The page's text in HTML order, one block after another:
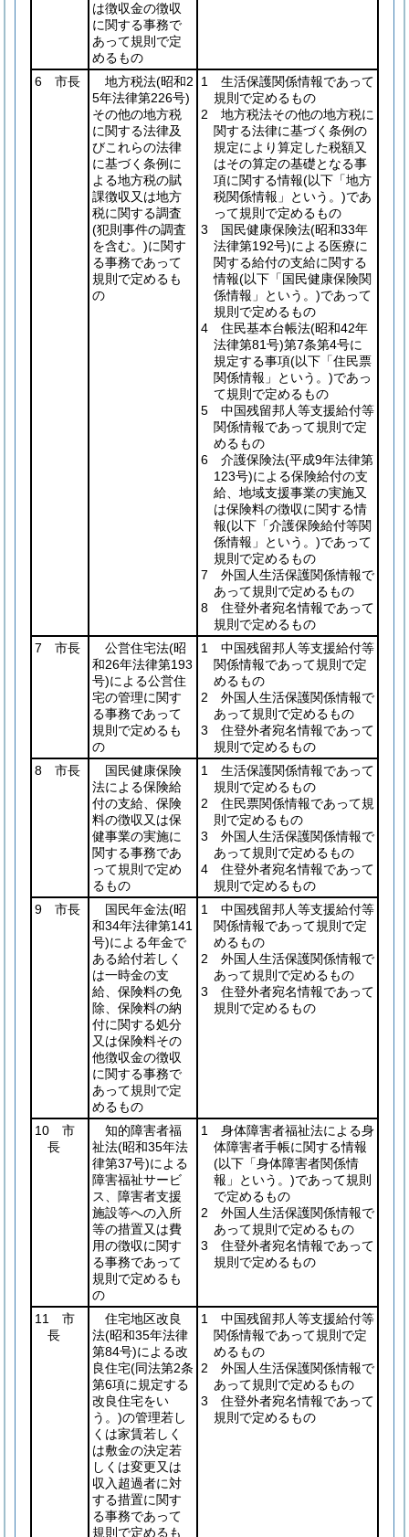
は徴収金の徴収
に関する事務で
あって規則で定
めるもの
6 市長 地方税法(昭和2
5年法律第226号)
その他の地方税
に関する法律及
びこれらの法律
に基づく条例に
よる地方税の賦
課徴収又は地方
税に関する調査
(犯則事件の調査
を含む。)に関す
る事務であって
規則で定めるも
の
1 生活保護関係情報であって
規則で定めるもの
2 地方税法その他の地方税に
関する法律に基づく条例の
規定により算定した税額又
はその算定の基礎となる事
項に関する情報(以下「地方
税関係情報」という。)であ
って規則で定めるもの
3 国民健康保険法(昭和33年
法律第192号)による医療に
関する給付の支給に関する
情報(以下「国民健康保険関
係情報」という。)であって
規則で定めるもの
4 住民基本台帳法(昭和42年
法律第81号)第7条第4号に
規定する事項(以下「住民票
関係情報」という。)であっ
て規則で定めるもの
5 中国残留邦人等支援給付等
関係情報であって規則で定
めるもの
6 介護保険法(平成9年法律第
123号)による保険給付の支
給、地域支援事業の実施又
は保険料の徴収に関する情
報(以下「介護保険給付等関
係情報」という。)であって
規則で定めるもの
7 外国人生活保護関係情報で
あって規則で定めるもの
8 住登外者宛名情報であって
規則で定めるもの
7 市長
公営住宅法(昭
和26年法律第193
号)による公営住
宅の管理に関す
る事務であって
規則で定めるも
の
1 中国残留邦人等支援給付等
関係情報であって規則で定
めるもの
2 外国人生活保護関係情報で
あって規則で定めるもの
3 住登外者宛名情報であって
規則で定めるもの
8 市長
国民健康保険
法による保険給
付の支給、保険
料の徴収又は保
健事業の実施に
関する事務であ
って規則で定め
るもの
1 生活保護関係情報であって
規則で定めるもの
2 住民票関係情報であって規
則で定めるもの
3 外国人生活保護関係情報で
あって規則で定めるもの
4 住登外者宛名情報であって
規則で定めるもの
9 市長
国民年金法(昭
和34年法律第141
号)による年金で
ある給付若しく
は一時金の支
給、保険料の免
除、保険料の納
付に関する処分
又は保険料その
他徴収金の徴収
に関する事務で
あって規則で定
めるもの
1 中国残留邦人等支援給付等
関係情報であって規則で定
めるもの
2 外国人生活保護関係情報で
あって規則で定めるもの
3 住登外者宛名情報であって
規則で定めるもの
10 市
長
知的障害者福
祉法(昭和35年法
律第37号)による
障害福祉サービ
ス、障害者支援
施設等への入所
等の措置又は費
用の徴収に関す
る事務であって
規則で定めるも
の
1 身体障害者福祉法による身
体障害者手帳に関する情報
(以下「身体障害者関係情
報」という。)であって規則
で定めるもの
2 外国人生活保護関係情報で
あって規則で定めるもの
3 住登外者宛名情報であって
規則で定めるもの
11 市
長
住宅地区改良
法(昭和35年法律
第84号)による改
良住宅(同法第2条
第6項に規定する
改良住宅をい
う。)の管理若し
くは家賃若しく
は敷金の決定若
しくは変更又は
収入超過者に対
する措置に関す
る事務であって
規則で定めるも
1 中国残留邦人等支援給付等
関係情報であって規則で定
めるもの
2 外国人生活保護関係情報で
あって規則で定めるもの
3 住登外者宛名情報であって
規則で定めるもの